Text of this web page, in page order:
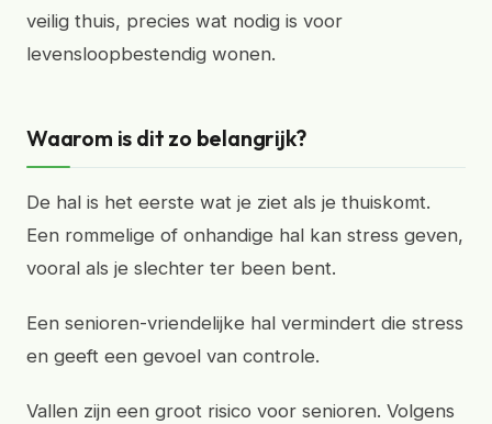
veilig thuis, precies wat nodig is voor
levensloopbestendig wonen.
Waarom is dit zo belangrijk?
De hal is het eerste wat je ziet als je thuiskomt.
Een rommelige of onhandige hal kan stress geven,
vooral als je slechter ter been bent.
Een senioren-vriendelijke hal vermindert die stress
en geeft een gevoel van controle.
Vallen zijn een groot risico voor senioren. Volgens